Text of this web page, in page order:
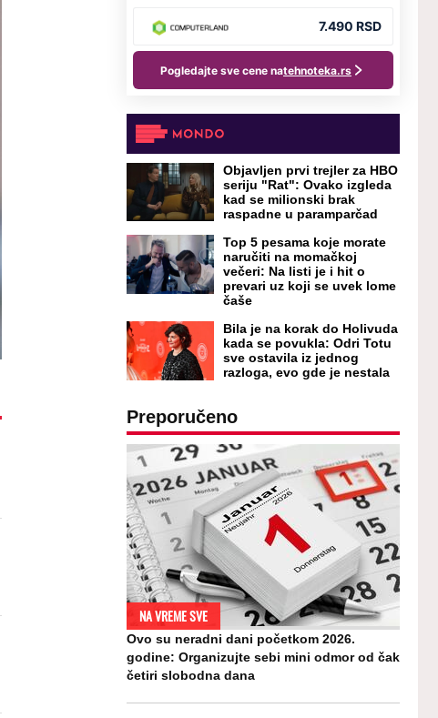
Objavljen prvi trejler za HBO
seriju "Rat": Ovako izgleda
kad se milionski brak
raspadne u paramparčad
Top 5 pesama koje morate
naručiti na momačkoj
večeri: Na listi je i hit o
prevari uz koji se uvek lome
čaše
Bila je na korak do Holivuda
kada se povukla: Odri Totu
sve ostavila iz jednog
razloga, evo gde je nestala
Preporučeno
NA VREME SVE
Ovo su neradni dani početkom 2026.
godine: Organizujte sebi mini odmor od čak
četiri slobodna dana